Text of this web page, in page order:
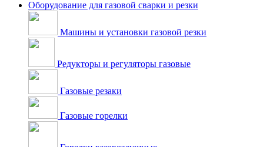
Оборудование для газовой сварки и резки
Машины и установки газовой резки
Редукторы и регуляторы газовые
Газовые резаки
Газовые горелки